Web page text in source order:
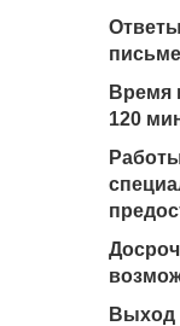
Время
120
Выход